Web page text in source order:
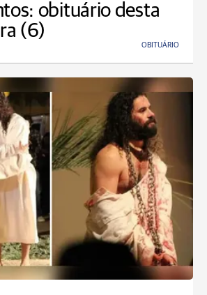
obituário desta
(6)
OBITUÁRIO